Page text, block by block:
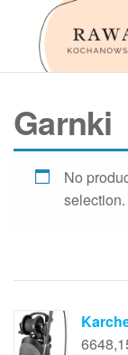
Przejdź
Garnki
No
selection.